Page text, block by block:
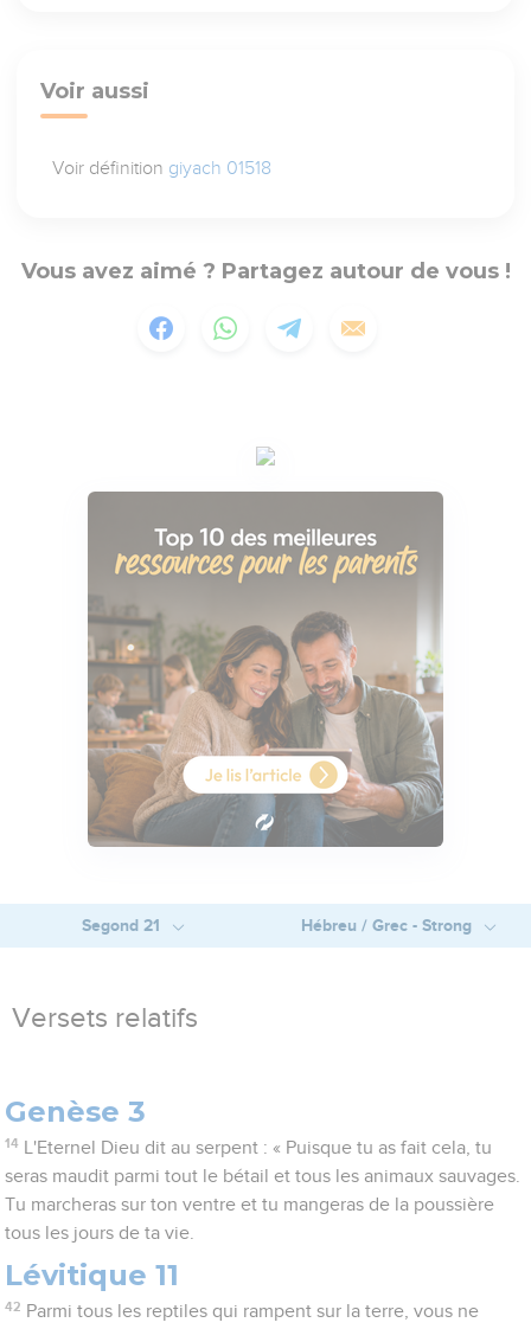
Voir aussi
Voir définition giyach 01518
Vous avez aimé ? Partagez autour de vous !
Segond 21 Hébreu / Grec - Strong
Versets relatifs
Genèse 3
14
L'Eternel Dieu dit au serpent : « Puisque tu as fait cela, tu
seras maudit parmi tout le bétail et tous les animaux sauvages.
Tu marcheras sur ton ventre et tu mangeras de la poussière
tous les jours de ta vie.
Lévitique 11
42 Parmi tous les reptiles qui rampent sur la terre, vous ne